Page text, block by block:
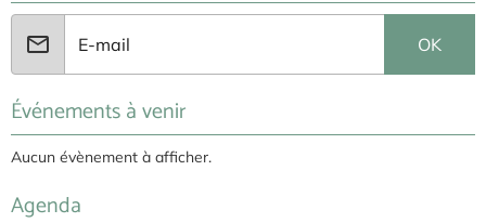
OK
Événements à venir
Aucun évènement à afficher.
Agenda